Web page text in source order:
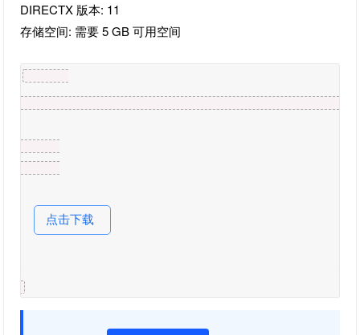
DIRECTX 版本: 11
存储空间: 需要 5 GB 可用空间
点击下载